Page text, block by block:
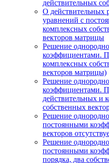
действительных
О действительных
уравнений с
комплексных
векторов матрицы
Решение
коэффициентами.
комплексных
векторов матрицы)
Решение
коэффициентами.
действительных и
собственных
Решение
постоянными
векторов
Решение
постоянными
порядка, два